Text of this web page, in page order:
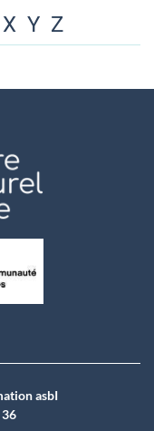
X Y Z
asbI
36